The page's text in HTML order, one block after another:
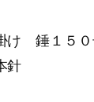
け 錘１５０
針